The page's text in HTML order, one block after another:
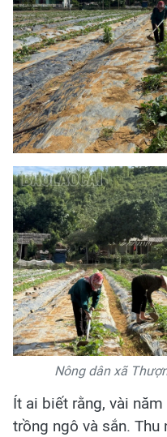
Nông dân xã
Ít ai biết rằng, vài
trồng ngô và sắn.